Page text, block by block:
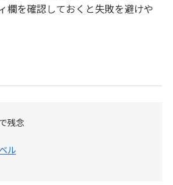
欄を確認しておくと失敗を避けや
残念
ル